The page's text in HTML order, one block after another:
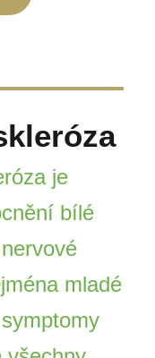
je
bílé
mladé